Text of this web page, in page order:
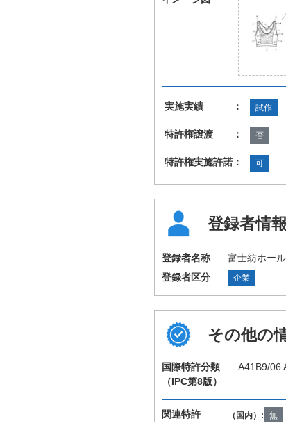
実施実績 ： 試作
特許権譲渡 ： 否
特許権実施許諾： 可
登録者情報
登録者名称
富士紡ホー
登録者区分
企業
その他の
国際特許分類
（IPC第8版）
A41B9/06
関連特許 （国内）: 無